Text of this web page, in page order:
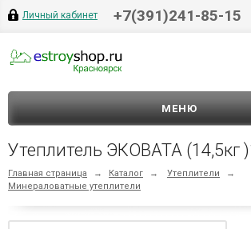
Личный кабинет +7(391)241-85-15
МЕНЮ
Утеплитель ЭКОВАТА (14,5кг
Главная страница → Каталог → Утеплители
→
Минераловатные утеплители